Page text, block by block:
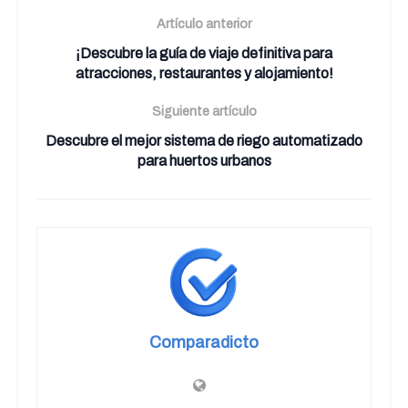
Artículo anterior
¡Descubre la guía de viaje definitiva para
atracciones, restaurantes y alojamiento!
Siguiente artículo
Descubre el mejor sistema de riego automatizado
para huertos urbanos
Comparadicto